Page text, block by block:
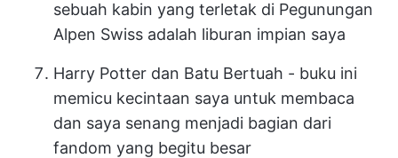
sebuah kabin yang terletak di Pegunungan
Alpen Swiss adalah liburan impian saya
Harry Potter dan Batu Bertuah - buku ini
memicu kecintaan saya untuk membaca
dan saya senang menjadi bagian dari
fandom yang begitu besar